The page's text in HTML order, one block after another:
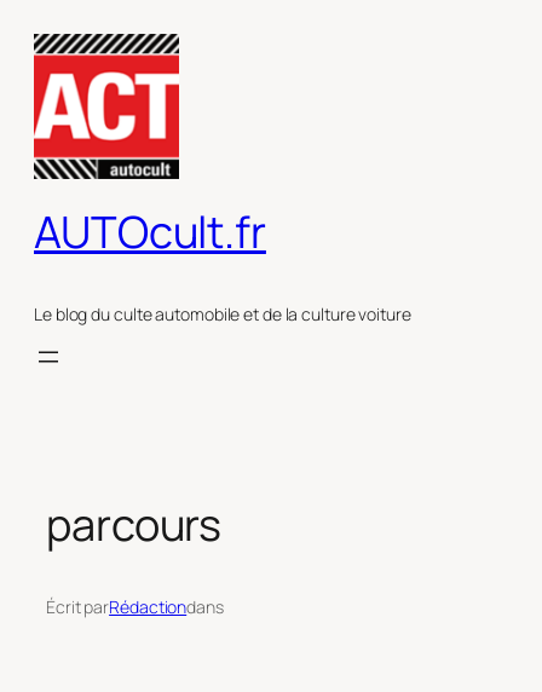
contenu
AUTOcult.fr
Le blog du culte automobile et de la culture voiture
parcours
Écrit parRédactiondans